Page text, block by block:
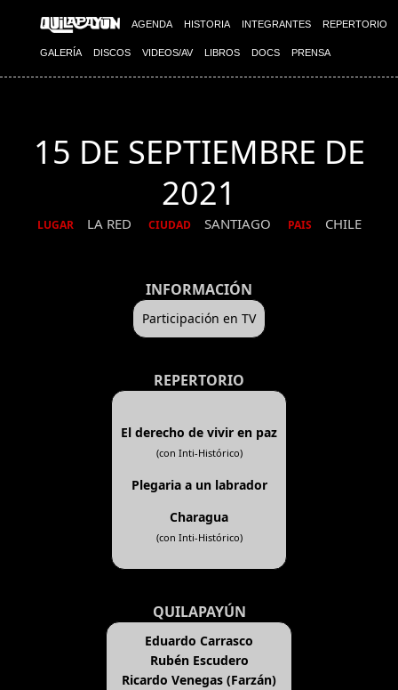
AGENDA HISTORIA INTEGRANTES REPERTORIO
GALERÍA DISCOS VIDEOS/AV LIBROS DOCS PRENSA
15 DE SEPTIEMBRE DE
2021
LUGAR LA RED CIUDAD SANTIAGO PAIS CHILE
INFORMACIÓN
Participación en TV
REPERTORIO
El derecho de vivir en paz
(con Inti-Histórico)
Plegaria a un labrador
Charagua
(con Inti-Histórico)
QUILAPAYÚN
Eduardo Carrasco
Rubén Escudero
Ricardo Venegas (Farzán)